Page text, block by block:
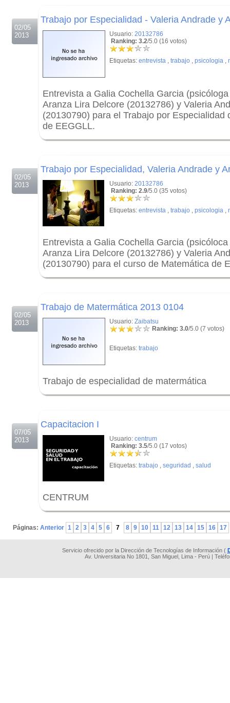
02/05
2013
Trabajo por Especialidad - Valeria Andrade y
Usuario: 20132786
Ranking: 3.2/5.0 (16 votos)
Etiquetas: entrevista , trabajo , psicologia ,
Entrevista a Galia Cochella Garcia
Aranza Lira Delcore (20132786) y Valeria
(20130790) para el Trabajo por Especialidad
de EEGGLL.
02/05
2013
Trabajo por Especialidad, Valeria Andrade y
Usuario: 20132786
Ranking: 2.9/5.0 (35 votos)
Etiquetas: entrevista , trabajo , psicologia ,
Entrevista a Galia Cochella Garcia
Aranza Lira Delcore (20132786) y Valeria
(20130790) para el curso de Matemática de
02/05
2013
Trabajo de Matermática 2013 0104
Usuario: Zaibatsu
Ranking: 3.0/5.0 (7 votos)
Etiquetas: trabajo
Trabajo de especialidad de matermática
07/05
2013
Capacitacion I
Usuario: centrum
Ranking: 3.5/5.0 (17 votos)
Etiquetas: trabajo , seguridad , salud
CENTRUM
Páginas: Anterior 1 2 3 4 5 6 7 8 9 10 11 12 13 14 15 16 17
Servicio ofrecido por la Dirección de Tecnologías de Información (
Av. Universitaria No 1801, San Miguel, Lima - Perú |